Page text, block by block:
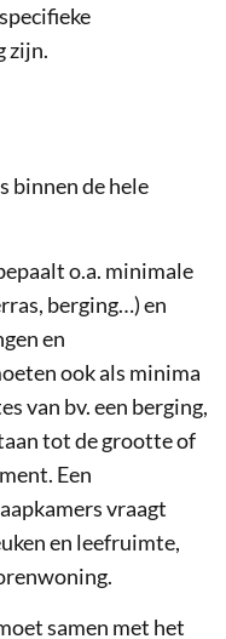
zijn.
binnen de hele
o.a. minimale
berging…) en
en
ook als minima
van bv. een berging,
tot de grootte of
Een
vraagt
en leefruimte,
samen met het